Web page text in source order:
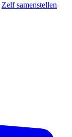
Zelf samenstellen